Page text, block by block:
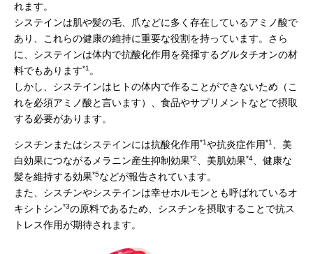
れます。
システインは肌や髪の毛、爪などに多く存在しているアミノ酸で
あり、これらの健康の維持に重要な役割を持っています。さら
に、システインは体内で抗酸化作用を発揮するグルタチオンの材
料でもあります*1。
しかし、システインはヒトの体内で作ることができないため（こ
れを必須アミノ酸と言います）、食品やサプリメントなどで摂取
する必要があります。
シスチンまたはシステインには抗酸化作用*1や抗炎症作用*1、美
白効果につながるメラニン産生抑制効果*2、美肌効果*4、健康な
髪を維持する効果*5などが報告されています。
また、シスチンやシステインは幸せホルモンとも呼ばれているオ
キシトシン*3の原料であるため、シスチンを摂取することで抗ス
トレス作用が期待されます。